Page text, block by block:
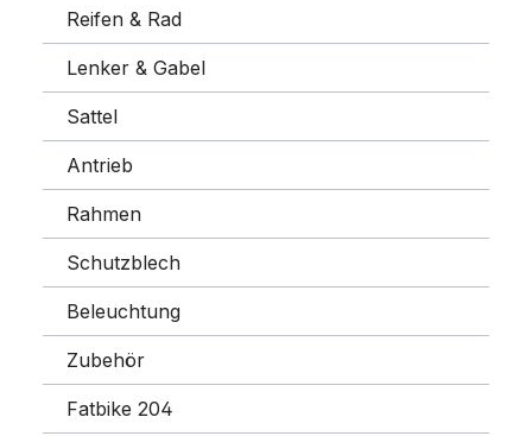
Reifen & Rad
Lenker & Gabel
Sattel
Antrieb
Rahmen
Schutzblech
Beleuchtung
Zubehör
Fatbike 204